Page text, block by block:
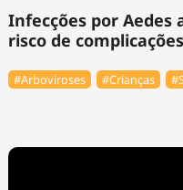
Infecções por
risco de
#Arboviroses #Crianças